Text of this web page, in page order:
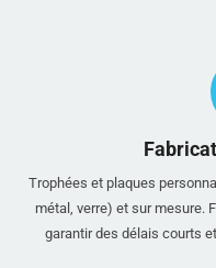
Trophées et plaques
métal, verre) et sur mesure.
garantir des délais courts